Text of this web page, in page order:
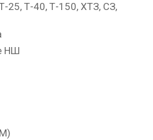
25, Т-40, Т-150, ХТЗ, СЗ,
НШ